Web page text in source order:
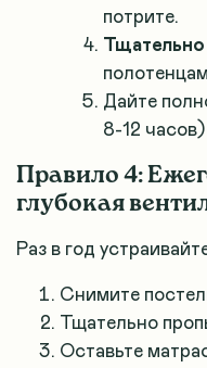
потрите.
Тщательно
Дайте
8-12
Правило 4:
глубокая
Раз в год
Снимите
Тщательно
Оставьте